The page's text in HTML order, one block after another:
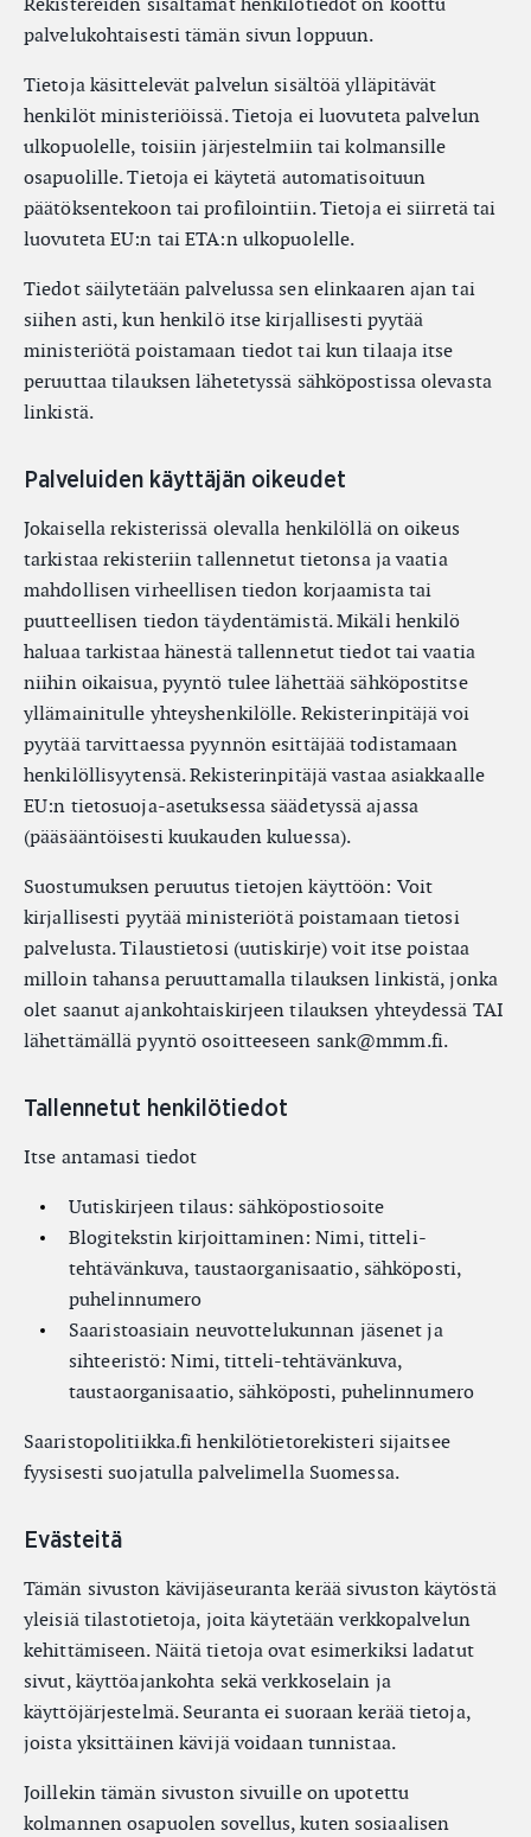
palvelukohtaisesti tämän sivun loppuun.
Tietoja käsittelevät palvelun sisältöä ylläpitävät
henkilöt ministeriöissä. Tietoja ei luovuteta palvelun
ulkopuolelle, toisiin järjestelmiin tai kolmansille
osapuolille. Tietoja ei käytetä automatisoituun
päätöksentekoon tai profilointiin. Tietoja ei siirretä tai
luovuteta EU:n tai ETA:n ulkopuolelle.
Tiedot säilytetään palvelussa sen elinkaaren ajan tai
siihen asti, kun henkilö itse kirjallisesti pyytää
ministeriötä poistamaan tiedot tai kun tilaaja itse
peruuttaa tilauksen lähetetyssä sähköpostissa olevasta
linkistä.
Palveluiden käyttäjän oikeudet
Jokaisella rekisterissä olevalla henkilöllä on oikeus
tarkistaa rekisteriin tallennetut tietonsa ja vaatia
mahdollisen virheellisen tiedon korjaamista tai
puutteellisen tiedon täydentämistä. Mikäli henkilö
haluaa tarkistaa hänestä tallennetut tiedot tai vaatia
niihin oikaisua, pyyntö tulee lähettää sähköpostitse
yllämainitulle yhteyshenkilölle. Rekisterinpitäjä voi
pyytää tarvittaessa pyynnön esittäjää todistamaan
henkilöllisyytensä. Rekisterinpitäjä vastaa asiakkaalle
EU:n tietosuoja-asetuksessa säädetyssä ajassa
(pääsääntöisesti kuukauden kuluessa).
Suostumuksen peruutus tietojen käyttöön: Voit
kirjallisesti pyytää ministeriötä poistamaan tietosi
palvelusta. Tilaustietosi (uutiskirje) voit itse poistaa
milloin tahansa peruuttamalla tilauksen linkistä, jonka
olet saanut ajankohtaiskirjeen tilauksen yhteydessä TAI
lähettämällä pyyntö osoitteeseen sank@mmm.fi.
Tallennetut henkilötiedot
Itse antamasi tiedot
Uutiskirjeen tilaus: sähköpostiosoite
Blogitekstin kirjoittaminen: Nimi, titteli-
tehtävänkuva, taustaorganisaatio, sähköposti,
puhelinnumero
Saaristoasiain neuvottelukunnan jäsenet ja
sihteeristö: Nimi, titteli-tehtävänkuva,
taustaorganisaatio, sähköposti, puhelinnumero
Saaristopolitiikka.fi henkilötietorekisteri sijaitsee
fyysisesti suojatulla palvelimella Suomessa.
Evästeitä
Tämän sivuston kävijäseuranta kerää sivuston käytöstä
yleisiä tilastotietoja, joita käytetään verkkopalvelun
kehittämiseen. Näitä tietoja ovat esimerkiksi ladatut
sivut, käyttöajankohta sekä verkkoselain ja
käyttöjärjestelmä. Seuranta ei suoraan kerää tietoja,
joista yksittäinen kävijä voidaan tunnistaa.
Joillekin tämän sivuston sivuille on upotettu
kolmannen osapuolen sovellus, kuten sosiaalisen